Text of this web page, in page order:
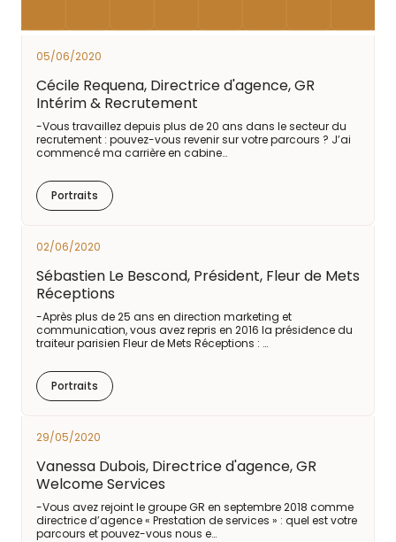
05/06/2020
Cécile Requena, Directrice d'agence, GR
Intérim & Recrutement
-Vous travaillez depuis plus de 20 ans dans le secteur du
recrutement : pouvez-vous revenir sur votre parcours ? J’ai
commencé ma carrière en cabine…
Portraits
02/06/2020
Sébastien Le Bescond, Président, Fleur de Mets
Réceptions
-Après plus de 25 ans en direction marketing et
communication, vous avez repris en 2016 la présidence du
traiteur parisien Fleur de Mets Réceptions : …
Portraits
29/05/2020
Vanessa Dubois, Directrice d'agence, GR
Welcome Services
-Vous avez rejoint le groupe GR en septembre 2018 comme
directrice d’agence « Prestation de services » : quel est votre
parcours et pouvez-vous nous e…